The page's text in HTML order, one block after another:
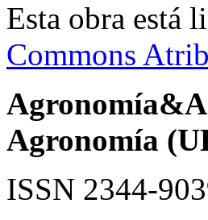
Esta obra está
Commons
Agronomía
ISSN 2344-